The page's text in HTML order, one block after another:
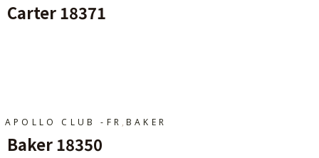
Carter 18371
APOLLO CLUB -FR , BAKER
Baker 18350